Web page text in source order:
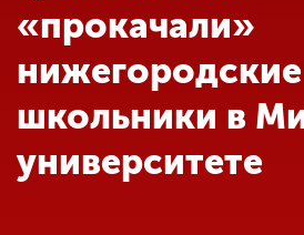
Обучение
Наука
«прокачали»
нижегородские
школьники в
университете